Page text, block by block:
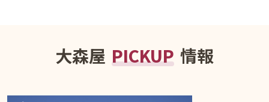
大森屋 PICKUP 情報